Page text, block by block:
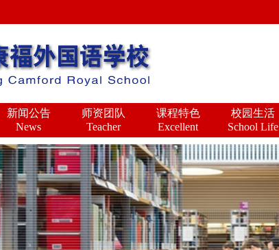
新闻公告
News
师资团队
Teacher
课程特色
Excellent
校园生活
School Life